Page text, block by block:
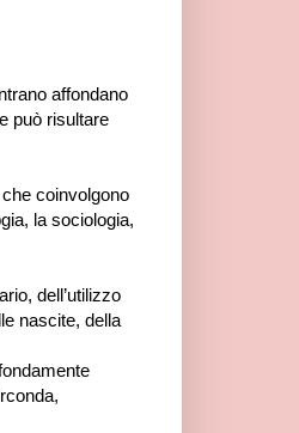
affondano
può risultare
coinvolgono
la sociologia,
dell’utilizzo
nascite, della